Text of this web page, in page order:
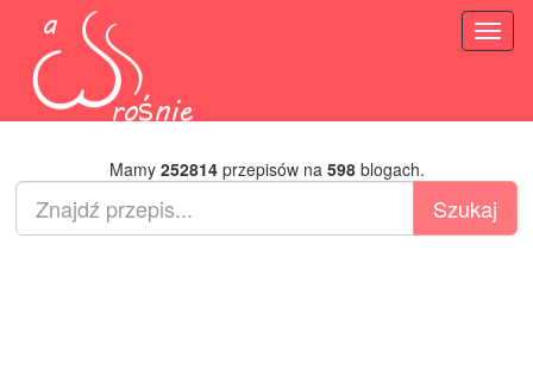
Mamy 252814przepisów na 598blogach.